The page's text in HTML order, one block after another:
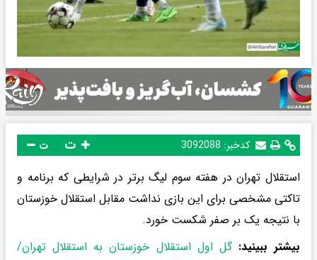
کدخبر: 3092088 ت
استقلال تهران در هفته سوم لیگ برتر در شرایطی که برنامه و
تاکتی مشخصی برای این بازی نداشت مقابل استقلال خوزستان
با نتیجه یک بر صفر شکست خورد.
بیشتر ببینید:گل اول استقلال خوزستان به استقلال تهران/